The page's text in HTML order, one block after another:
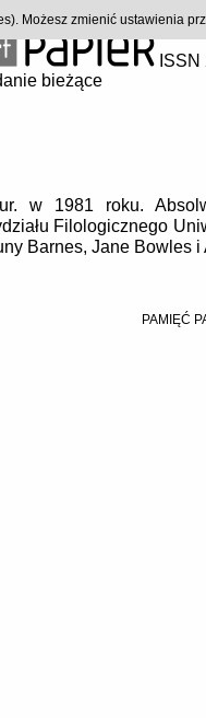
bieżące
w 1981 roku.
Filologicznego
Barnes, Jane Bowles i
PAMIĘĆ
Możesz zmienić ustawienia